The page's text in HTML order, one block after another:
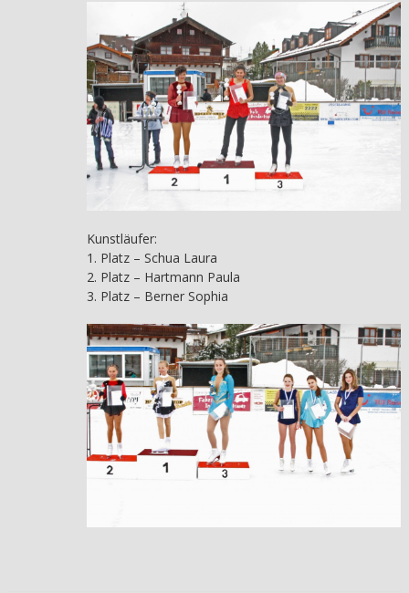
Kunstläufer:
1. Platz – Schua Laura
2. Platz – Hartmann Paula
3. Platz – Berner Sophia